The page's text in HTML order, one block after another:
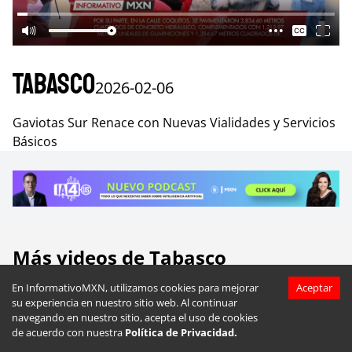
En InformativoMXN, utilizamos cookies para mejorar
su experiencia en nuestro sitio web. Al continuar
navegando en nuestro sitio, acepta el uso de cookies
de acuerdo con nuestra Política de Privacidad.
Aceptar
Tabasco2026-02-06
Gaviotas Sur Renace con Nuevas Vialidades y Servicios
Básicos
Más videos deTabasco